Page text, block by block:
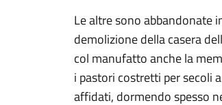
Le altre sono abbandonate
demolizione della casera
col manufatto anche la
i pastori costretti per secoli
affidati, dormendo spesso